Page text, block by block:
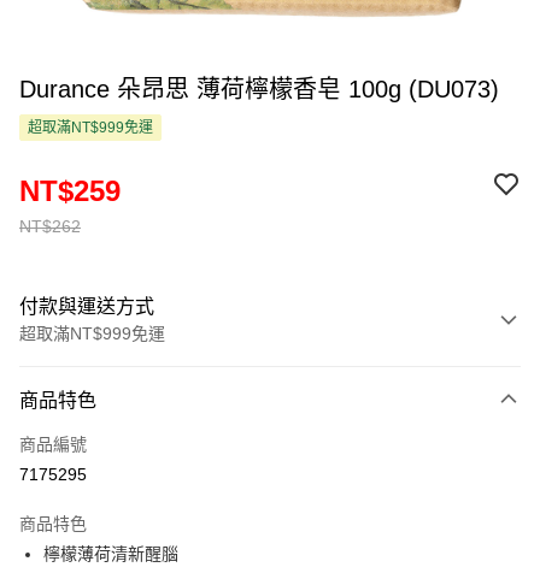
Durance 朵昂思 薄荷檸檬香皂 100g (DU073)
超取滿NT$999免運
NT$262
NT$259
付款與運送方式
超取滿NT$999免運
信用卡一次付款
超商取貨付款
Apple Pay
商品特色
商品編號
7175295
商品特色
檸檬薄荷清新醒腦